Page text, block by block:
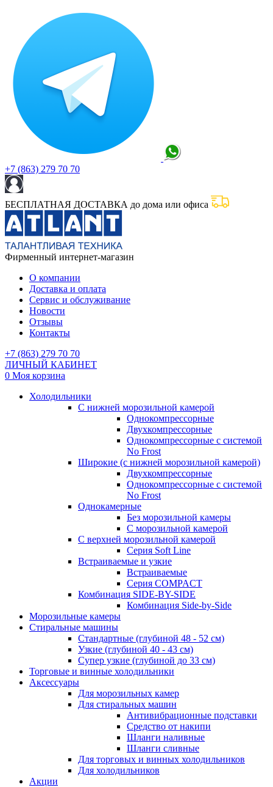
+7 (863) 279 70 70
БЕСПЛАТНАЯ ДОСТАВКА до дома или офиса
Фирменный интернет-магазин
О компании
Доставка и оплата
Сервис и обслуживание
Новости
Отзывы
Контакты
+7 (863) 279 70 70
ЛИЧНЫЙ КАБИНЕТ
0 Моя корзина
Холодильники
С нижней морозильной камерой
Однокомпрессорные
Двухкомпрессорные
Однокомпрессорные с системой
No Frost
Широкие (с нижней морозильной камерой)
Двухкомпрессорные
Однокомпрессорные с системой
No Frost
Однокамерные
Без морозильной камеры
С морозильной камерой
С верхней морозильной камерой
Серия Soft Line
Встраиваемые и узкие
Встраиваемые
Серия СOMPACT
Комбинация SIDE-BY-SIDE
Комбинация Side-by-Side
Морозильные камеры
Стиральные машины
Стандартные (глубиной 48 - 52 см)
Узкие (глубиной 40 - 43 см)
Супер узкие (глубиной до 33 см)
Торговые и винные холодильники
Аксессуары
Для морозильных камер
Для стиральных машин
Антивибрационные подставки
Средство от накипи
Шланги наливные
Шланги сливные
Для торговых и винных холодильников
Для холодильников
Акции